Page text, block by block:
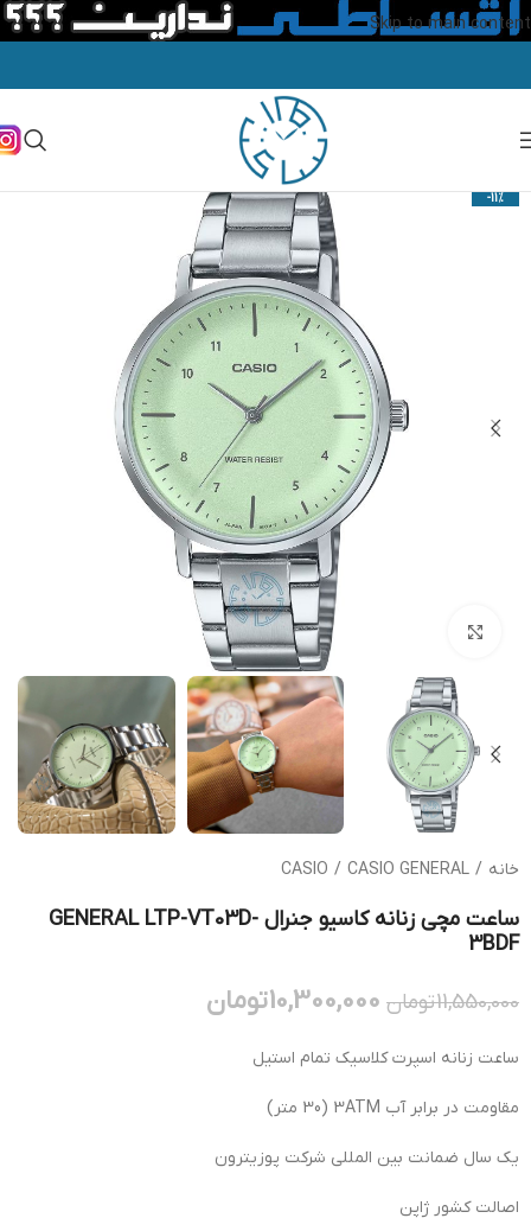
Skip to main content
-11%
خانه /
CASIO / CASIO GENERAL
ساعت مچی زنانه کاسیو جنرال GENERAL LTP-VT03D-
3BDF
11,550,000تومان 10,300,000تومان
ساعت زنانه اسپرت کلاسیک تمام استیل
مقاومت در برابر آب 3ATM (30 متر)
یک سال ضمانت بین المللی شرکت پوزیترون
اصالت کشور ژاپن